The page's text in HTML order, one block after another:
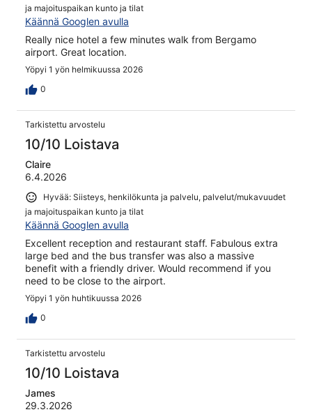
ja majoituspaikan kunto ja tilat
Käännä Googlen avulla
Really nice hotel a few minutes walk from Bergamo
airport. Great location.
Yöpyi 1 yön helmikuussa 2026
0
Tarkistettu arvostelu
10/10 Loistava
Claire
6.4.2026
Hyvää: Siisteys, henkilökunta ja palvelu, palvelut/mukavuudet
ja majoituspaikan kunto ja tilat
Käännä Googlen avulla
Excellent reception and restaurant staff. Fabulous extra
large bed and the bus transfer was also a massive
benefit with a friendly driver. Would recommend if you
need to be close to the airport.
Yöpyi 1 yön huhtikuussa 2026
0
Tarkistettu arvostelu
10/10 Loistava
James
29.3.2026